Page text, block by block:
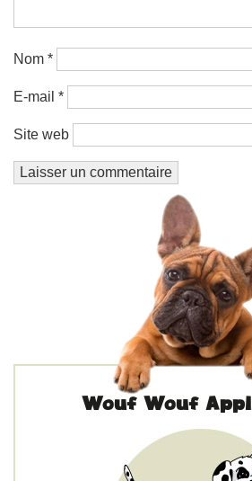
Nom *
E-mail *
Site web
Wouf Wouf